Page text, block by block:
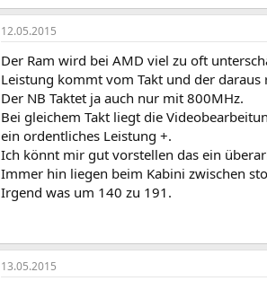
12.05.2015
Der Ram wird bei AMD viel zu oft
Leistung kommt vom Takt und der
Der NB Taktet ja auch nur mit 800MHz.
Bei gleichem Takt liegt die
ein ordentliches Leistung +.
Ich könnt mir gut vorstellen das ein
Immer hin liegen beim Kabini zwischen
Irgend was um 140 zu 191.
13.05.2015